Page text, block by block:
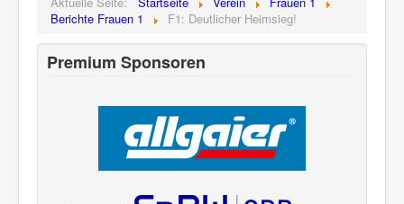
Berichte Frauen 1
F1: Deutlicher Heimsieg!
Premium Sponsoren